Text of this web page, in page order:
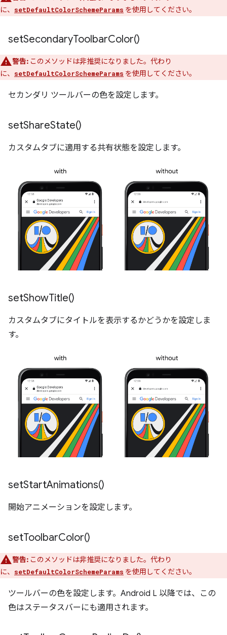
に、
setDefaultColorSchemeParams を使用してください。
setSecondaryToolbarColor()
警告: このメソッドは非推奨になりました。代わり
に、
setDefaultColorSchemeParams を使用してください。
セカンダリ ツールバーの色を設定します。
setShareState()
カスタムタブに適用する共有状態を設定します。
setShowTitle()
カスタムタブにタイトルを表示するかどうかを設定しま
す。
setStartAnimations()
開始アニメーションを設定します。
setToolbarColor()
警告: このメソッドは非推奨になりました。代わり
に、
setDefaultColorSchemeParams を使用してください。
ツールバーの色を設定します。Android L 以降では、この
色はステータスバーにも適用されます。